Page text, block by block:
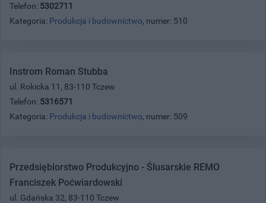
Telefon: 5302711
Kategoria: Produkcja i budownictwo, numer: 510
Instrom Roman Stubba
ul. Rokicka 11, 83-110 Tczew
Telefon: 5316571
Kategoria: Produkcja i budownictwo, numer: 509
Przedsiębiorstwo Produkcyjno - Ślusarskie REMO
Franciszek Poćwiardowski
ul. Gdańska 32, 83-110 Tczew